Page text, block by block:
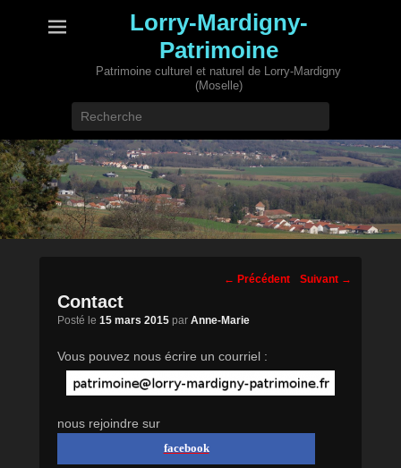
Lorry-Mardigny-
Patrimoine
Patrimoine culturel et naturel de Lorry-Mardigny
(Moselle)
Navigation
posts
← Précédent Suivant →
Contact
Posté le 15 mars 2015 par Anne-Marie
Vous pouvez nous écrire un courriel :
nous rejoindre sur
facebook